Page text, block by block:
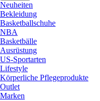
Neuheiten
Bekleidung
Basketballschuhe
NBA
Basketbälle
Ausrüstung
US-Sportarten
Lifestyle
Körperliche Pflegeprodukte
Outlet
Marken